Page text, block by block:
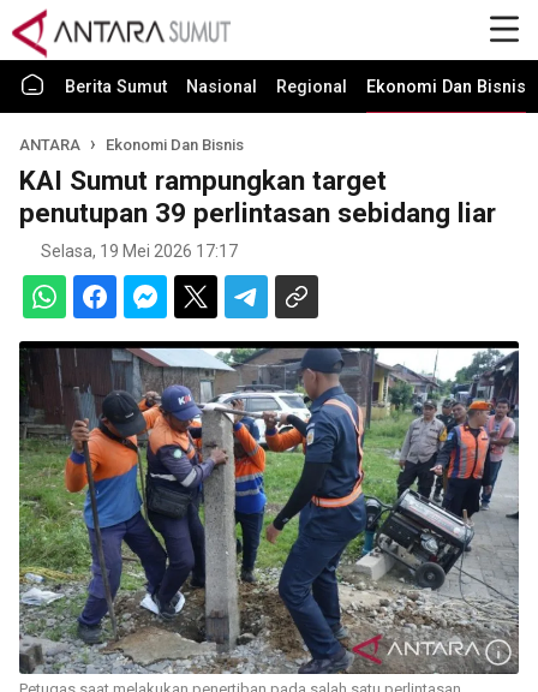
Berita Sumut Nasional Regional Ekonomi Dan Bisnis
ANTARA Ekonomi Dan Bisnis
KAI Sumut rampungkan target
penutupan 39 perlintasan sebidang liar
Selasa, 19 Mei 2026 17:17